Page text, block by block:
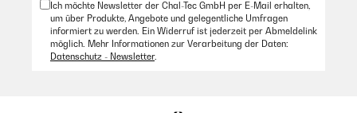
Ich möchte Newsletter der Chal-Tec GmbH per E-Mail erhalten,
um über Produkte, Angebote und gelegentliche Umfragen
informiert zu werden. Ein Widerruf ist jederzeit per Abmeldelink
möglich. Mehr Informationen zur Verarbeitung der Daten:
Datenschutz - Newsletter.